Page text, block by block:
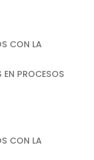
CON LA
PROCESOS
CON LA